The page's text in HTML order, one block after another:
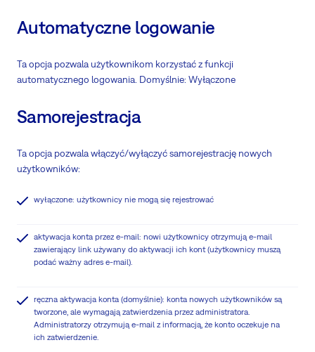
Automatyczne logowanie
Ta opcja pozwala użytkownikom korzystać z funkcji
automatycznego logowania. Domyślnie: Wyłączone
Samorejestracja
Ta opcja pozwala włączyć/wyłączyć samorejestrację nowych
użytkowników:
wyłączone: użytkownicy nie mogą się rejestrować
aktywacja konta przez e-mail: nowi użytkownicy otrzymują e-mail
zawierający link używany do aktywacji ich kont (użytkownicy muszą
podać ważny adres e-mail).
ręczna aktywacja konta (domyślnie): konta nowych użytkowników są
tworzone, ale wymagają zatwierdzenia przez administratora.
Administratorzy otrzymują e-mail z informacją, że konto oczekuje na
ich zatwierdzenie.